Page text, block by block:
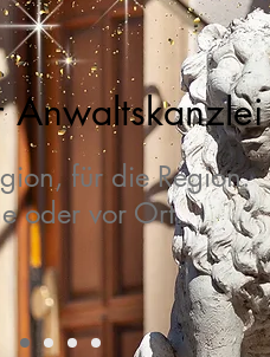
für die Region.
oder vor Ort.